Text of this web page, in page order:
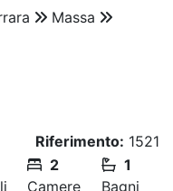
Massa
Riferimento: 1521
2
Camere
1
Bagni